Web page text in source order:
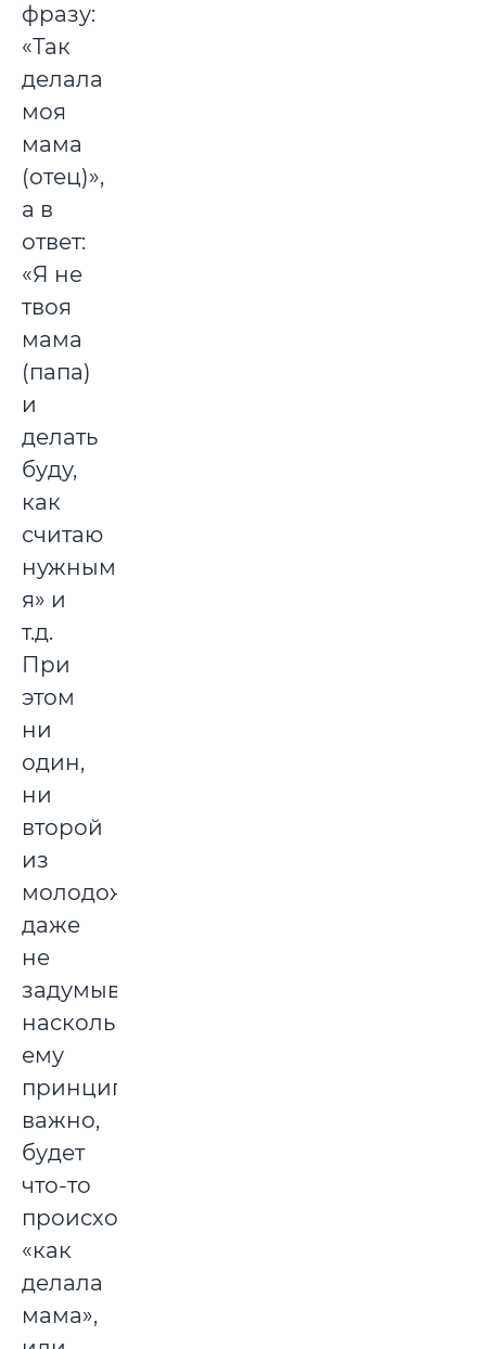
фразу:
«Так
делала
моя
мама
(отец)»,
а в
ответ:
«Я не
твоя
мама
(папа)
и
делать
буду,
как
считаю
нужным
я» и
т.д.
При
этом
ни
один,
ни
второй
из
молодоженов
даже
не
задумывается,
насколько
ему
принципиально
важно,
будет
что-то
происходить
«как
делала
мама»,